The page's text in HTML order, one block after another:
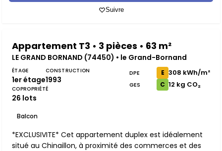
Suivre
Appartement T3 • 3 pièces • 63 m²
LE GRAND BORNAND (74450) • le Grand-Bornand
ÉTAGE
1er étage
CONSTRUCTION
1993
COPROPRIÉTÉ
26 lots
Balcon
DPE E 308 kWh/m²
GES C 12 kg CO₂
*EXCLUSIVITE* Cet appartement duplex est idéalement
situé au Chinaillon, à proximité des commerces et des